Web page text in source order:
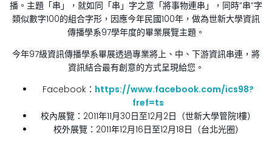
播。主題「串」，就如同「串」字之意「將事物連串」，同時”串”字
類似數字100的組合字形，因應今年民國100年，做為世新大學資訊
傳播學系97學年度的畢業展覽主題。
今年97級資訊傳播學系畢展透過專業將上、中、下游資訊串連，將
資訊結合最有創意的方式呈現給您。
Facebook： https://www.facebook.com/ics98?
fref=ts
校內展覽：2011年11月30日至12月2日（世新大學管院1樓）
校外展覽：2011年12月16日至12月18日（台北光圈）